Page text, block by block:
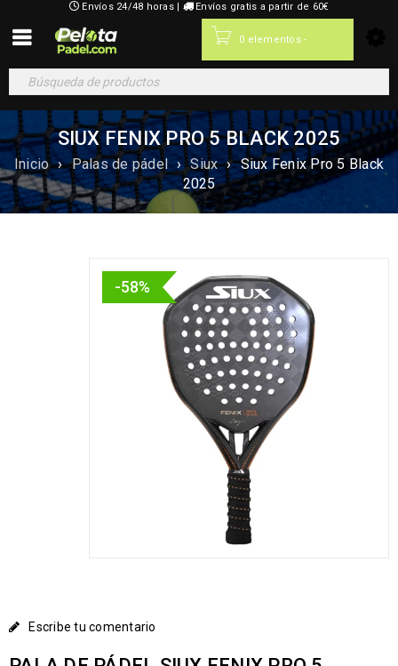
Envíos 24/48 horas | Envíos gratis a partir de 60€
0 elementos -
SIUX FENIX PRO 5 BLACK 2025
Inicio › Palas de pádel › Siux › Siux Fenix Pro 5 Black
2025
-58%
Escribe tu comentario